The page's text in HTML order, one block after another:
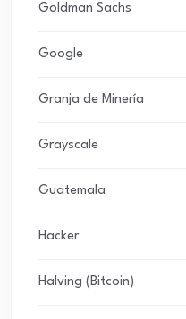
Goldman Sachs
Google
Granja de Minería
Grayscale
Guatemala
Hacker
Halving (Bitcoin)